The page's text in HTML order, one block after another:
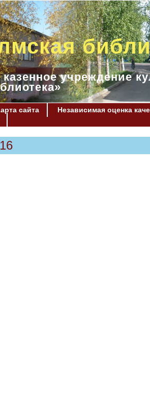
учреждение
сайта Независимая оценка